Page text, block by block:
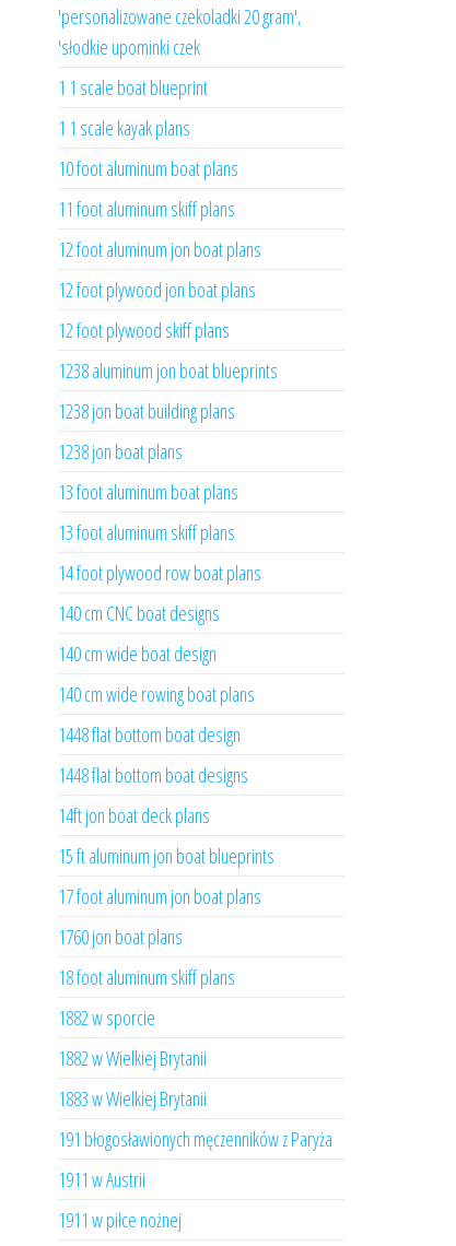
'personalizowane czekoladki 20 gram',
'słodkie upominki czek
1 1 scale boat blueprint
1 1 scale kayak plans
10 foot aluminum boat plans
11 foot aluminum skiff plans
12 foot aluminum jon boat plans
12 foot plywood jon boat plans
12 foot plywood skiff plans
1238 aluminum jon boat blueprints
1238 jon boat building plans
1238 jon boat plans
13 foot aluminum boat plans
13 foot aluminum skiff plans
14 foot plywood row boat plans
140 cm CNC boat designs
140 cm wide boat design
140 cm wide rowing boat plans
1448 flat bottom boat design
1448 flat bottom boat designs
14ft jon boat deck plans
15 ft aluminum jon boat blueprints
17 foot aluminum jon boat plans
1760 jon boat plans
18 foot aluminum skiff plans
1882 w sporcie
1882 w Wielkiej Brytanii
1883 w Wielkiej Brytanii
191 błogosławionych męczenników z Paryża
1911 w Austrii
1911 w piłce nożnej